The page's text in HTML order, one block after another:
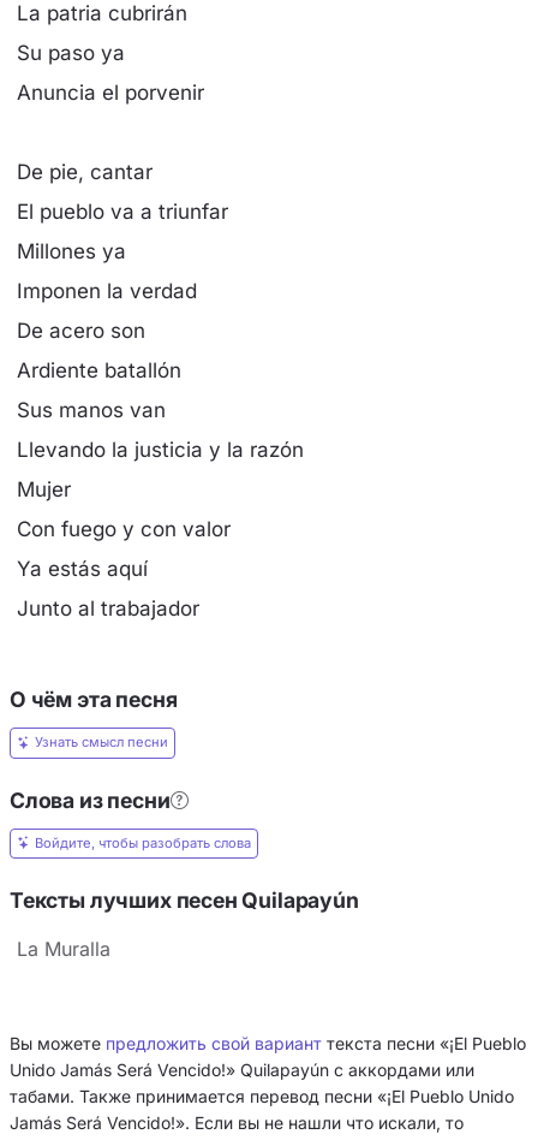
La patria cubrirán
Su paso ya
Anuncia el porvenir
De pie, cantar
El pueblo va a triunfar
Millones ya
Imponen la verdad
De acero son
Ardiente batallón
Sus manos van
Llevando la justicia y la razón
Mujer
Con fuego y con valor
Ya estás aquí
Junto al trabajador
О чём эта песня
Узнать смысл песни
Слова из песни
Войдите, чтобы разобрать слова
Тексты лучших песен Quilapayún
La Muralla
Вы можете предложить свой вариант текста песни «¡El Pueblo
Unido Jamás Será Vencido!» Quilapayún с аккордами или
табами. Также принимается перевод песни «¡El Pueblo Unido
Jamás Será Vencido!». Если вы не нашли что искали, то